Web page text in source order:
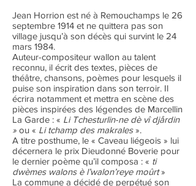
Jean Horrion est né à Remouchamps le 26
septembre 1914 et ne quittera pas son
village jusqu’à son décès qui survint le 24
mars 1984.
Auteur-compositeur wallon au talent
reconnu, il écrit des textes, pièces de
théâtre, chansons, poèmes pour lesquels il
puise son inspiration dans son terroir. Il
écrira notamment et mettra en scène des
pièces inspirées des légendes de Marcellin
La Garde : « Li Tchesturlin-ne dè vî djårdin
» ou « Li tchamp des makrales».
A titre posthume, le « Caveau liégeois » lui
décernera le prix Dieudonné Boverie pour
le dernier poème qu’il composa : « ti
dwèmes walons è l’walon’reye moûrt»
La commune a décidé de perpétué son